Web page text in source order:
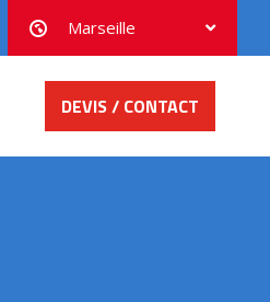
Marseille
DEVIS / CONTACT